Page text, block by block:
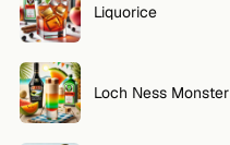
Liquorice
Loch Ness Monster